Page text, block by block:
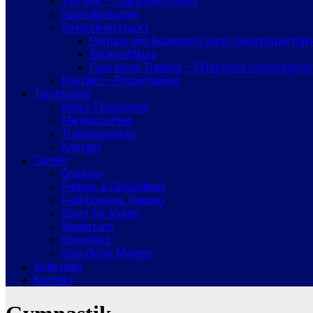
Sportabzeichen
Gesundheitssport
Haltung und Bewegung durch
Rückenfitkurs
Functional Training – Effektives
Kontakt – Probetraining
Tischtennis
News Tischtennis
Mannschaften
Trainingszeiten
Kontakt
Turnen
Gruppen
Fitness & Gesundheit
Funktionales Training
Sport für Kinder
Kindertanz
Showtanz
Sportliche Männer
Volleyball
Kontakt